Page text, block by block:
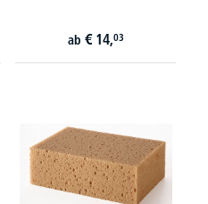
ab € 14,03